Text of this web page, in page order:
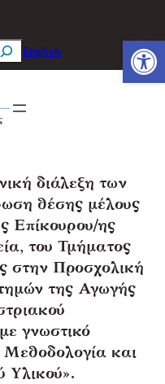
English
διάλεξη των
θέσης μέλους
Επίκουρου/ης
του Τμήματος
στην Προσχολική
της Αγωγής
γνωστικό
Μεθοδολογία και
Υλικού».